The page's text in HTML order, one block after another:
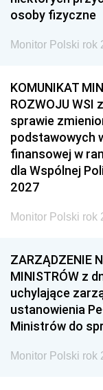
osoby fizyczne
Monitor Polski rok
KOMUNIKAT
ROZWOJU WSI
sprawie
podstawowych
finansowej w
dla Wspólnej
2027
Monitor Polski rok
ZARZĄDZENIE
MINISTRÓW z
uchylające
ustanowienia
Ministrów do
Monitor Polski rok